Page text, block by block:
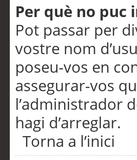
Per què no puc
Pot passar per
vostre nom
poseu-vos en
assegurar-vos
l’administrador
hagi d’arreglar.
Torna a l’inici